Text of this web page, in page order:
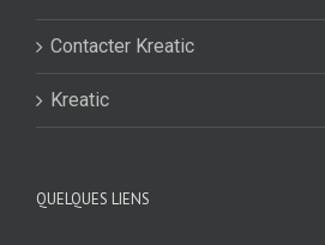
Contacter Kreatic
Kreatic
QUELQUES LIENS